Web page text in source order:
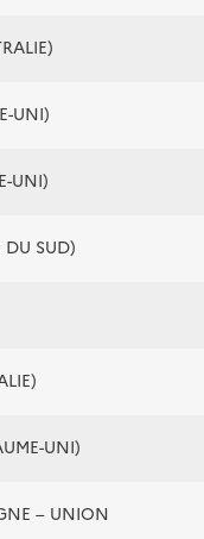
UNI)
UNI)
DU SUD)
UNI)
– UNION